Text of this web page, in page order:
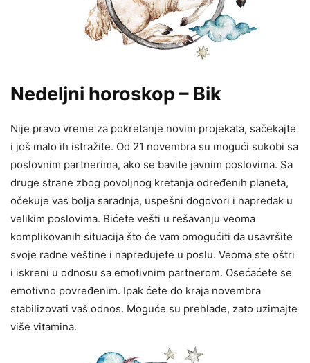
Nedeljni horoskop – Bik
Nije pravo vreme za pokretanje novim projekata, sačekajte
i još malo ih istražite. Od 21 novembra su mogući sukobi sa
poslovnim partnerima, ako se bavite javnim poslovima. Sa
druge strane zbog povoljnog kretanja određenih planeta,
očekuje vas bolja saradnja, uspešni dogovori i napredak u
velikim poslovima. Bićete vešti u rešavanju veoma
komplikovanih situacija što će vam omogućiti da usavršite
svoje radne veštine i napredujete u poslu. Veoma ste oštri
i iskreni u odnosu sa emotivnim partnerom. Osećaćete se
emotivno povređenim. Ipak ćete do kraja novembra
stabilizovati vaš odnos. Moguće su prehlade, zato uzimajte
više vitamina.